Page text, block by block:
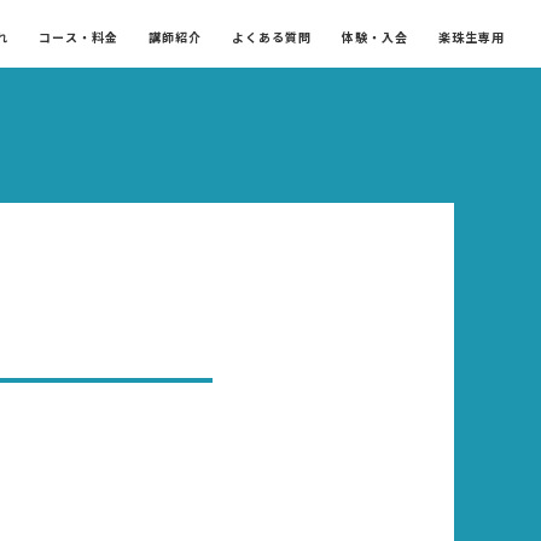
コース・料金 講師紹介 よくある質問 体験・入会 楽珠生専用